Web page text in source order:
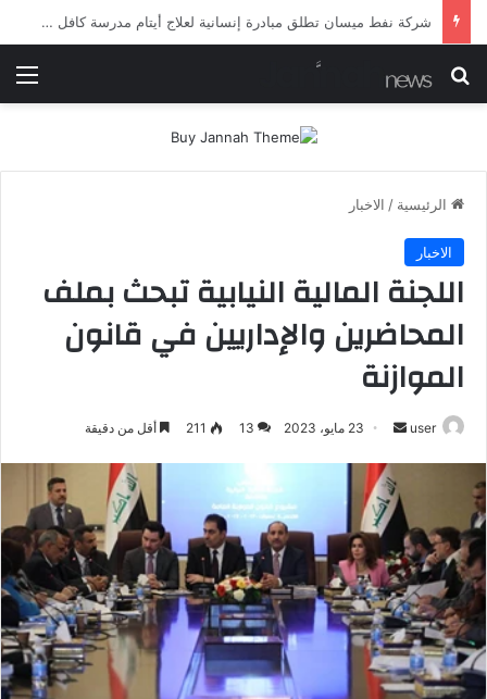
شرطة ميسان تلقي القبض على مطلقي العيارات النارية أثناء تشييع جنائزي في العمارة
بحث عن
الرئيسية / الاخبار
الاخبار
اللجنة المالية النيابية تبحث بملف
المحاضرين والإداريين في قانون
الموازنة
user
أرسل
إلكترونيا
23 مايو، 2023 13
211 أقل من دقيقة